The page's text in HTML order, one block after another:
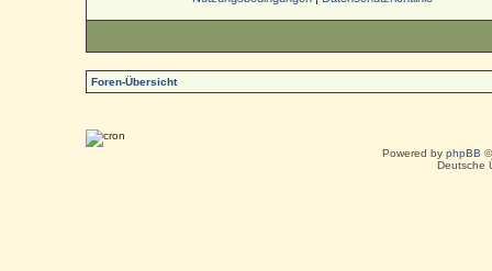
Foren-Übersicht
Powered by phpBB
Deutsche